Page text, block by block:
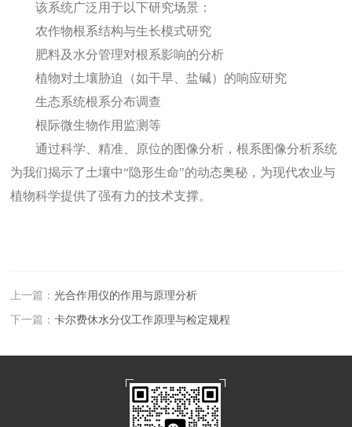
该系统广泛用于以下研究场景：
农作物根系结构与生长模式研究
肥料及水分管理对根系影响的分析
植物对土壤胁迫（如干旱、盐碱）的响应研究
生态系统根系分布调查
根际微生物作用监测等
通过科学、精准、原位的图像分析，根系图像分析系统
为我们揭示了土壤中“隐形生命"的动态奥秘，为现代农业与
植物科学提供了强有力的技术支撑。
上一篇：光合作用仪的作用与原理分析
下一篇：卡尔费休水分仪工作原理与检定规程